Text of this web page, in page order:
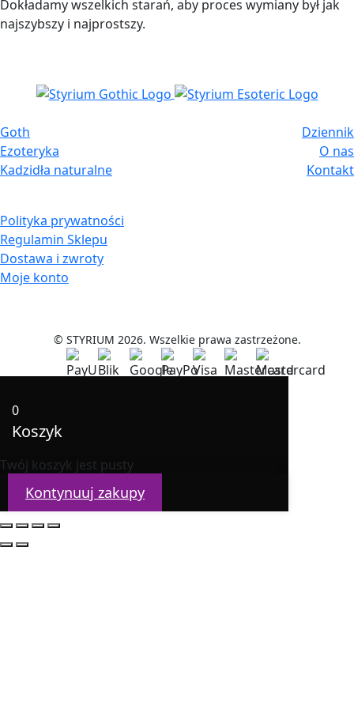
Dokładamy wszelkich starań, aby proces wymiany był jak
najszybszy i najprostszy.
Goth
Ezoteryka
Kadzidła naturalne
Dziennik
O nas
Kontakt
Polityka prywatności
Regulamin Sklepu
Dostawa i zwroty
Moje konto
© STYRIUM 2026. Wszelkie prawa zastrzeżone.
0
Koszyk
Twój koszyk jest pusty
Kontynuuj zakupy